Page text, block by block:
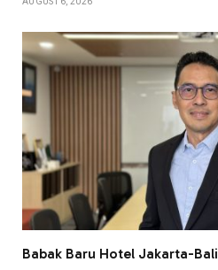
Babak Baru Hotel Jakarta-Bali